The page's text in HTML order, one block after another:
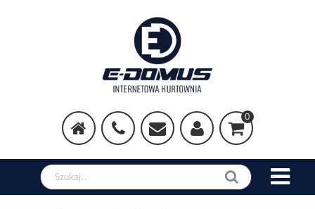
0
Szukaj w sklepie